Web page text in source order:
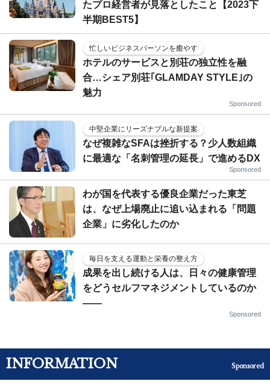
たプロ経営者が見落としたこと【2023下
半期BEST5】
忙しいビジネスパーソンを癒やす
ホテルのサービスと別荘の独立性を融
合…シェア別荘｢GLAMDAY STYLE｣の
魅力
Sponsored
中堅企業にリーズナブルな新提案
なぜ複雑なSFAは挫折する？少人数組織
に最適な「名刺管理の延長」で進めるDX
Sponsored
わが国を代表する優良企業だった東芝
は、なぜ上場廃止に追い込まれる「問題
企業」に劣化したのか
毎日を支える運動と栄養の整え方
成果を出し続ける人は、日々の健康管理
をどうセルフマネジメントしているのか
——
Sponsored
INFORMATION Sponsored